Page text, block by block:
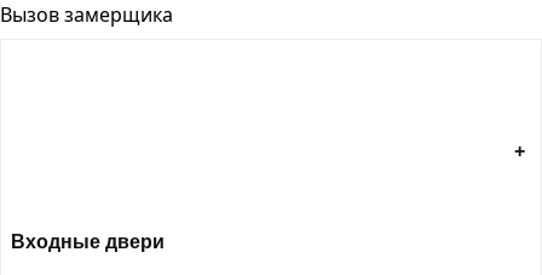
Вызов замерщика
Входные двери